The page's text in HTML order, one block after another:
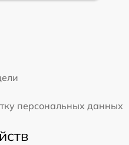
персональных данных